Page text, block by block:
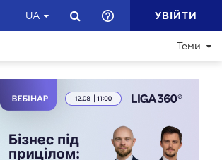
UA УВІЙТИ
Теми